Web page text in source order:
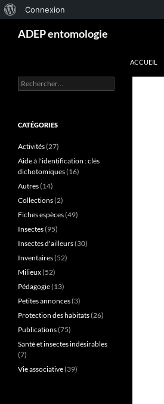
propos
Connexion
ADEP entomologie
ACCUEIL
Rechercher :
CATÉGORIES
Activités(27)
Aide à l'identification : clés
dichotomiques(16)
Autres(14)
Collections(2)
Fiches espèces(49)
Insectes(95)
Insectes d'ailleurs(30)
Inventaires(52)
Milieux(52)
Pédagogie(13)
Petites annonces(3)
Protection des habitats(26)
Publications(75)
Santé et insectes indésirables
(7)
Vie associative(39)